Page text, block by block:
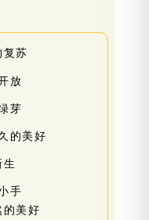
苏
放
芽
的美好
手
的美好